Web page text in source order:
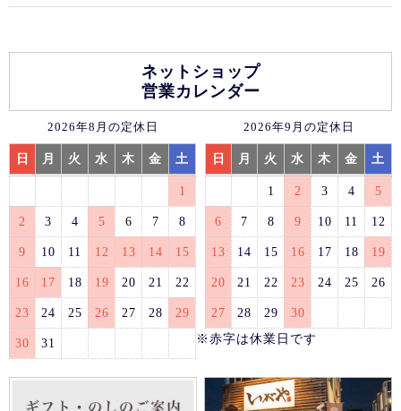
ネットショップ
営業カレンダー
2026年8月の定休日
日 月 火 水 木 金 土
1
2 3 4 5 6 7 8
9 10 11 12 13 14 15
16 17 18 19 20 21 22
23 24 25 26 27 28 29
30 31
2026年9月の定休日
日 月 火 水 木 金 土
1 2 3 4 5
6 7 8 9 10 11 12
13 14 15 16 17 18 19
20 21 22 23 24 25 26
27 28 29
30
※赤字は休業日です